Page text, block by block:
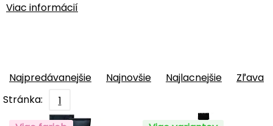
Viac informácií
Najpredávanejšie Najnovšie Najlacnejšie
Zľava
Stránka:
1